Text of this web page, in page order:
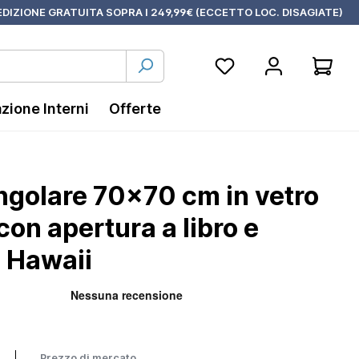
GRATUITA SOPRA I 249,99€ (ECCETTO LOC. DISAGIATE)
Interni Offerte
70x70 cm in vetro
apertura a libro e